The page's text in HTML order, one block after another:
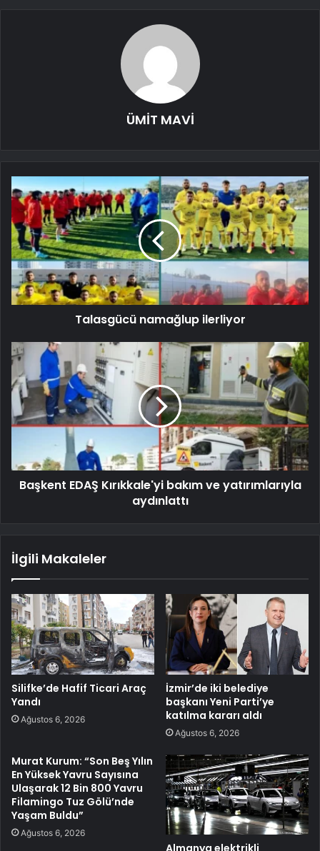
ÜMİT MAVİ
Talasgücü namağlup ilerliyor
Başkent EDAŞ Kırıkkale'yi bakım ve yatırımlarıyla
aydınlattı
İlgili Makaleler
Silifke’de Hafif Ticari Araç
Yandı
Ağustos 6, 2026
İzmir’de iki belediye
başkanı Yeni Parti’ye
katılma kararı aldı
Ağustos 6, 2026
Murat Kurum: “Son Beş Yılın
En Yüksek Yavru Sayısına
Ulaşarak 12 Bin 800 Yavru
Filamingo Tuz Gölü’nde
Yaşam Buldu”
Ağustos 6, 2026